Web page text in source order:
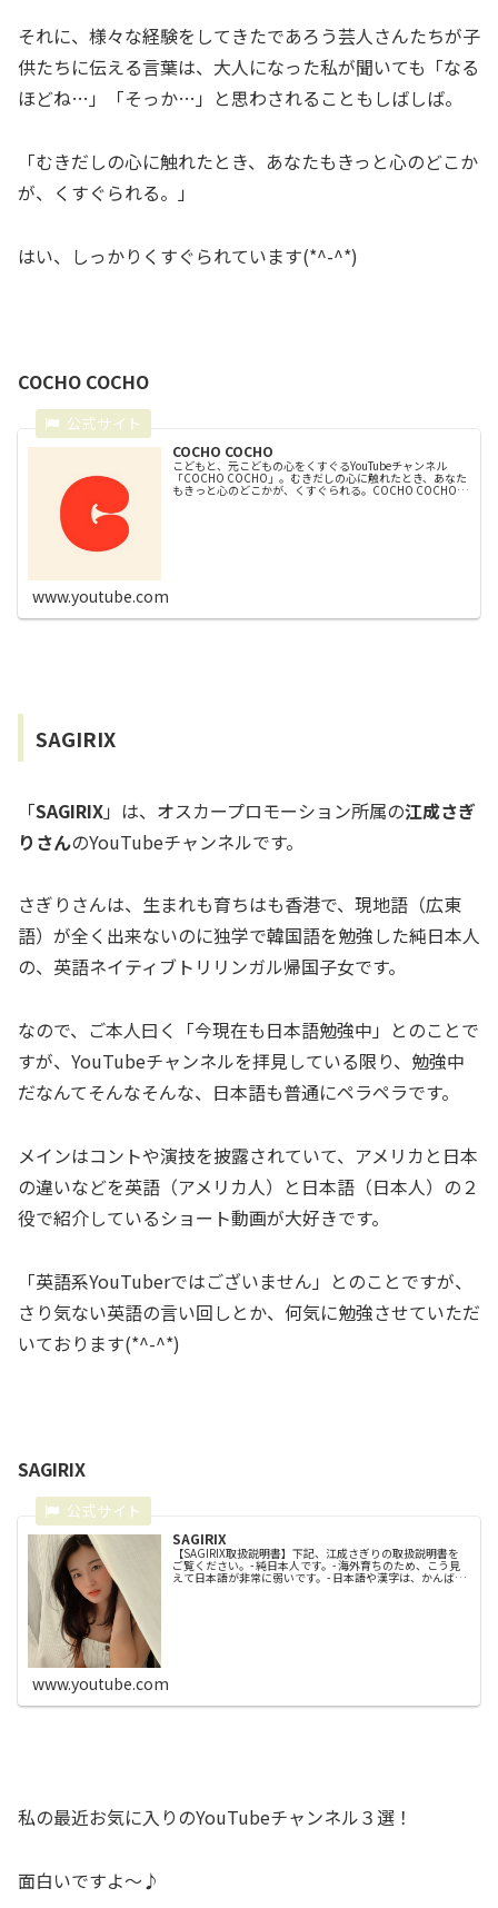
それに、様々な経験をしてきたであろう芸人さんたちが子
供たちに伝える言葉は、大人になった私が聞いても「なる
ほどね…」「そっか…」と思わされることもしばしば。
「むきだしの心に触れたとき、あなたもきっと心のどこか
が、くすぐられる。」
はい、しっかりくすぐられています(*^-^*)
COCHO COCHO
COCHO COCHO
こどもと、元こどもの心をくすぐるYouTubeチャンネル
「COCHO COCHO」。むきだしの心に触れたとき、あなた
もきっと心のどこかが、くすぐられる。COCHO COCHO is
a captivating YouTube channel...
www.youtube.com
SAGIRIX
「SAGIRIX」は、オスカープロモーション所属の江成さぎ
りさんのYouTubeチャンネルです。
さぎりさんは、生まれも育ちはも香港で、現地語（広東
語）が全く出来ないのに独学で韓国語を勉強した純日本人
の、英語ネイティブトリリンガル帰国子女です。
なので、ご本人曰く「今現在も日本語勉強中」とのことで
すが、YouTubeチャンネルを拝見している限り、勉強中
だなんてそんなそんな、日本語も普通にペラペラです。
メインはコントや演技を披露されていて、アメリカと日本
の違いなどを英語（アメリカ人）と日本語（日本人）の２
役で紹介しているショート動画が大好きです。
「英語系YouTuberではございません」とのことですが、
さり気ない英語の言い回しとか、何気に勉強させていただ
いております(*^-^*)
SAGIRIX
SAGIRIX
【SAGIRIX取扱説明書】下記、江成さぎりの取扱説明書を
ご覧ください。- 純日本人です。- 海外育ちのため、こう見
えて日本語が非常に弱いです。- 日本語や漢字は、かんばっ
て勉強しました。- こちらのチャンネルは決して英語を教え
www.youtube.com
私の最近お気に入りのYouTubeチャンネル３選！
面白いですよ～♪